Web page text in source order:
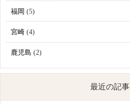
福岡 (5)
宮崎 (4)
鹿児島 (2)
最近の記事